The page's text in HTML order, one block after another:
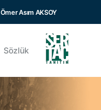
Ömer Asım AKSOY
Sözlük